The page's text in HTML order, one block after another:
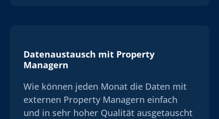
Datenaustausch mit Property
Managern
Wie können jeden Monat die Daten mit
externen Property Managern einfach
und in sehr hoher Qualität ausgetauscht